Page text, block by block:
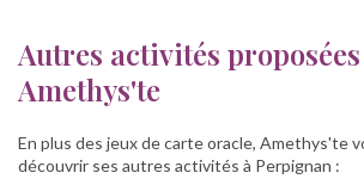
Autres activités
Amethys'te
En plus des jeux de carte oracle, Amethys'te
découvrir ses autres activités à Perpignan :